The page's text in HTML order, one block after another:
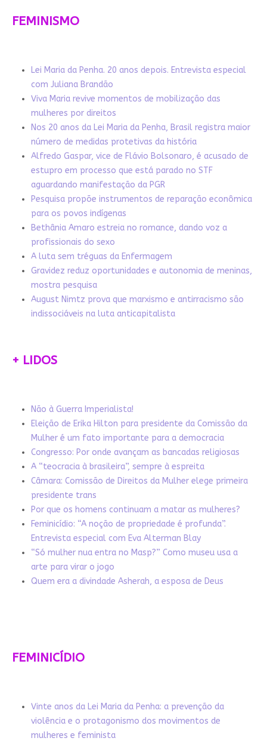
FEMINISMO
Lei Maria da Penha. 20 anos depois. Entrevista especial
com Juliana Brandão
Viva Maria revive momentos de mobilização das
mulheres por direitos
Nos 20 anos da Lei Maria da Penha, Brasil registra maior
número de medidas protetivas da história
Alfredo Gaspar, vice de Flávio Bolsonaro, é acusado de
estupro em processo que está parado no STF
aguardando manifestação da PGR
Pesquisa propõe instrumentos de reparação econômica
para os povos indígenas
Bethânia Amaro estreia no romance, dando voz a
profissionais do sexo
A luta sem tréguas da Enfermagem
Gravidez reduz oportunidades e autonomia de meninas,
mostra pesquisa
August Nimtz prova que marxismo e antirracismo são
indissociáveis na luta anticapitalista
+ LIDOS
Não à Guerra Imperialista!
Eleição de Erika Hilton para presidente da Comissão da
Mulher é um fato importante para a democracia
Congresso: Por onde avançam as bancadas religiosas
A “teocracia à brasileira”, sempre à espreita
Câmara: Comissão de Direitos da Mulher elege primeira
presidente trans
Por que os homens continuam a matar as mulheres?
Feminicídio: “A noção de propriedade é profunda”.
Entrevista especial com Eva Alterman Blay
“Só mulher nua entra no Masp?” Como museu usa a
arte para virar o jogo
Quem era a divindade Asherah, a esposa de Deus
FEMINICÍDIO
Vinte anos da Lei Maria da Penha: a prevenção da
violência e o protagonismo dos movimentos de
mulheres e feminista